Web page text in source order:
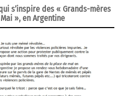
s’inspire des « Grands-mères
», en Argentine